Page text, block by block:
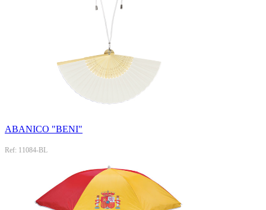
ABANICO "BENI"
Ref: 11084-BL